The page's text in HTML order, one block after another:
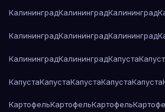
КалининградКалининградКалининград
КалининградКалининградКалининград
КалининградКалининградКапуста
КапустаКапустаКапустаКапустаКапуста
КартофельКартофельКартофель